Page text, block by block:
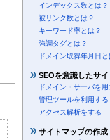
インデックス数とは？
被リンク数とは？
キーワード率とは？
強調タグとは？
ドメイン取得年月日と
SEOを意識したサイ
ドメイン・サーバを用
管理ツールを利用する
アクセス解析をする
サイトマップの作成